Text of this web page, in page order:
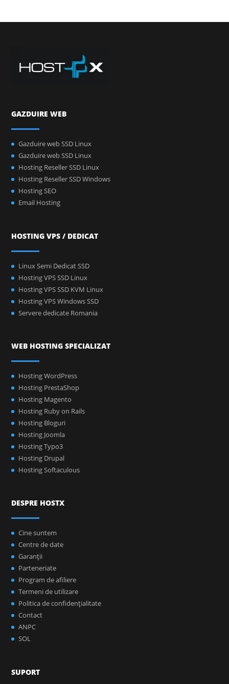
GAZDUIRE WEB
Gazduire web SSD Linux
Gazduire web SSD Linux
Hosting Reseller SSD Linux
Hosting Reseller SSD Windows
Hosting SEO
Email Hosting
HOSTING VPS / DEDICAT
Linux Semi Dedicat SSD
Hosting VPS SSD Linux
Hosting VPS SSD KVM Linux
Hosting VPS Windows SSD
Servere dedicate Romania
WEB HOSTING SPECIALIZAT
Hosting WordPress
Hosting PrestaShop
Hosting Magento
Hosting Ruby on Rails
Hosting Bloguri
Hosting Joomla
Hosting Typo3
Hosting Drupal
Hosting Softaculous
DESPRE HOSTX
Cine suntem
Centre de date
Garanţii
Parteneriate
Program de afiliere
Termeni de utilizare
Politica de confidenţialitate
Contact
ANPC
SOL
SUPORT